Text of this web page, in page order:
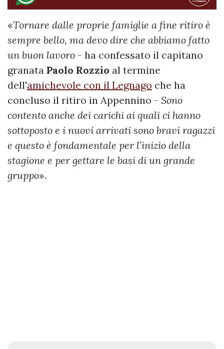
«Tornare dalle proprie famiglie a fine ritiro è
sempre bello, ma devo dire che abbiamo fatto
un buon lavoro - ha confessato il capitano
granata Paolo Rozzio al termine
dell'amichevole con il Legnago che ha
concluso il ritiro in Appennino - Sono
contento anche dei carichi ai quali ci hanno
sottoposto e i nuovi arrivati sono bravi ragazzi
e questo è fondamentale per l’inizio della
stagione e per gettare le basi di un grande
gruppo».